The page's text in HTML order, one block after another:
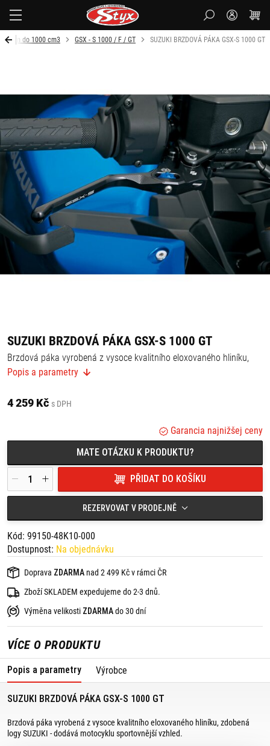
Objem do 1000 cm3 GSX - S 1000 / F / GT SUZUKI BRZDOVÁ PÁKA GSX-S 1000 GT
SUZUKI BRZDOVÁ PÁKA GSX-S 1000 GT
Brzdová páka vyrobená z vysoce kvalitního eloxovaného hliníku,
zdobená logy SUZUKI - dodává motocyklu sportovnější vzhled.
- chráničem brzdové páky 99152-48K00-000.
Popis a parametry
4 259 Kč s DPH
Garancia najnižšej ceny
MATE OTÁZKU K PRODUKTU?
PŘIDAT DO KOŠÍKU
REZERVOVAT V PRODEJNĚ
Kód: 99150-48K10-000
Dostupnost: Na objednávku
Doprava ZDARMA nad 2 499 Kč v rámci ČR
Zboží SKLADEM expedujeme do 2-3 dnů.
Výměna velikosti ZDARMAdo 30 dní
VÍCE O PRODUKTU
Popis a parametry Výrobce
SUZUKI BRZDOVÁ PÁKA GSX-S 1000 GT
Brzdová páka vyrobená z vysoce kvalitního eloxovaného hliníku, zdobená
logy SUZUKI - dodává motocyklu sportovnější vzhled.